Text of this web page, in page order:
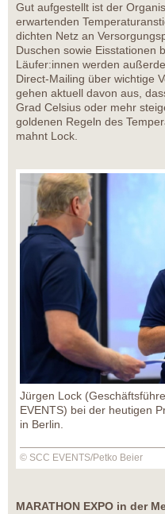
Gut aufgestellt ist der
erwartenden
dichten Netz an
Duschen sowie Eisstationen
Läufer:innen werden
Direct-Mailing über wichtige
gehen aktuell davon aus,
Grad Celsius oder mehr
goldenen Regeln des
mahnt Lock.
Jürgen Lock
EVENTS) bei der heutigen
in Berlin.
© SCC EVENTS/Petko Beier
MARATHON EXPO in der